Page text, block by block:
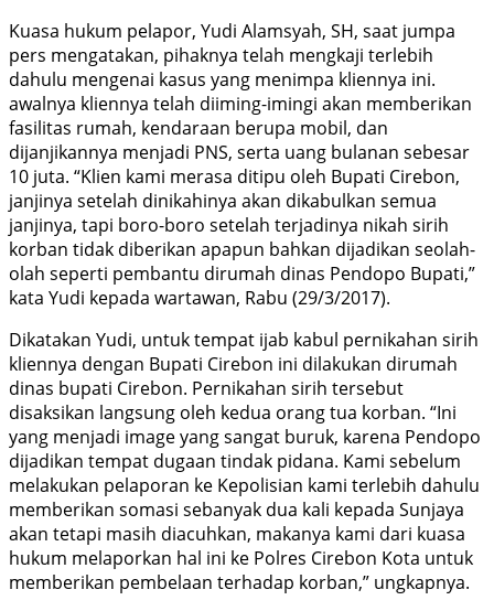
Kuasa hukum pelapor, Yudi Alamsyah, SH, saat jumpa
pers mengatakan, pihaknya telah mengkaji terlebih
dahulu mengenai kasus yang menimpa kliennya ini.
awalnya kliennya telah diiming-imingi akan memberikan
fasilitas rumah, kendaraan berupa mobil, dan
dijanjikannya menjadi PNS, serta uang bulanan sebesar
10 juta. “Klien kami merasa ditipu oleh Bupati Cirebon,
janjinya setelah dinikahinya akan dikabulkan semua
janjinya, tapi boro-boro setelah terjadinya nikah sirih
korban tidak diberikan apapun bahkan dijadikan seolah-
olah seperti pembantu dirumah dinas Pendopo Bupati,”
kata Yudi kepada wartawan, Rabu (29/3/2017).
Dikatakan Yudi, untuk tempat ijab kabul pernikahan sirih
kliennya dengan Bupati Cirebon ini dilakukan dirumah
dinas bupati Cirebon. Pernikahan sirih tersebut
disaksikan langsung oleh kedua orang tua korban. “Ini
yang menjadi image yang sangat buruk, karena Pendopo
dijadikan tempat dugaan tindak pidana. Kami sebelum
melakukan pelaporan ke Kepolisian kami terlebih dahulu
memberikan somasi sebanyak dua kali kepada Sunjaya
akan tetapi masih diacuhkan, makanya kami dari kuasa
hukum melaporkan hal ini ke Polres Cirebon Kota untuk
memberikan pembelaan terhadap korban,” ungkapnya.